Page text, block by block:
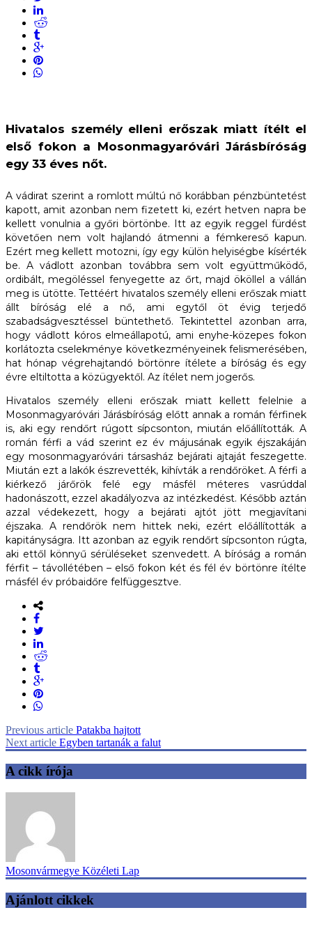
Hivatalos személy elleni erőszak miatt ítélt el
első fokon a Mosonmagyaróvári Járásbíróság
egy 33 éves nőt.
A vádirat szerint a romlott múltú nő korábban pénzbüntetést
kapott, amit azonban nem fizetett ki, ezért hetven napra be
kellett vonulnia a győri börtönbe. Itt az egyik reggel fürdést
követően nem volt hajlandó átmenni a fémkereső kapun.
Ezért meg kellett motozni, így egy külön helyiségbe kísérték
be. A vádlott azonban továbbra sem volt együttműködő,
ordibált, megöléssel fenyegette az őrt, majd ököllel a vállán
meg is ütötte. Tettéért hivatalos személy elleni erőszak miatt
állt bíróság elé a nő, ami egytől öt évig terjedő
szabadságvesztéssel büntethető. Tekintettel azonban arra,
hogy vádlott kóros elmeállapotú, ami enyhe-közepes fokon
korlátozta cselekménye következményeinek felismerésében,
hat hónap végrehajtandó börtönre ítélete a bíróság és egy
évre eltiltotta a közügyektől. Az ítélet nem jogerős.
Hivatalos személy elleni erőszak miatt kellett felelnie a
Mosonmagyaróvári Járásbíróság előtt annak a román férfinek
is, aki egy rendőrt rúgott sípcsonton, miután előállították. A
román férfi a vád szerint ez év májusának egyik éjszakáján
egy mosonmagyaróvári társasház bejárati ajtaját feszegette.
Miután ezt a lakók észrevették, kihívták a rendőröket. A férfi a
kiérkező járőrök felé egy másfél méteres vasrúddal
hadonászott, ezzel akadályozva az intézkedést. Később aztán
azzal védekezett, hogy a bejárati ajtót jött megjavítani
éjszaka. A rendőrök nem hittek neki, ezért előállították a
kapitányságra. Itt azonban az egyik rendőrt sípcsonton rúgta,
aki ettől könnyű sérüléseket szenvedett. A bíróság a román
férfit – távollétében – első fokon két és fél év börtönre ítélte
másfél év próbaidőre felfüggesztve.
Previous article Patakba hajtott
Next article Egyben tartanák a falut
A cikk írója
Mosonvármegye Közéleti Lap
Ajánlott cikkek